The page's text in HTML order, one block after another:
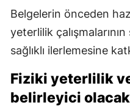
Belgelerin önceden
yeterlilik
sağlıklı ilerlemesine
Fiziki yeterlilik
belirleyici olacak